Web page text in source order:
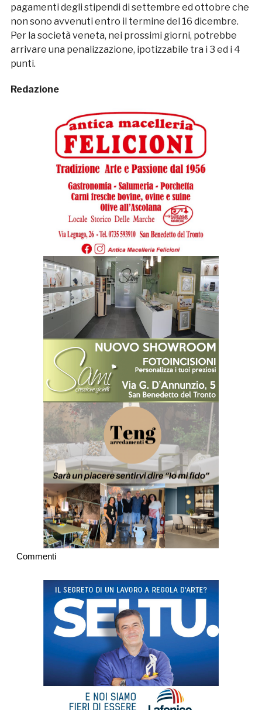
pagamenti degli stipendi di settembre ed ottobre che
non sono avvenuti entro il termine del 16 dicembre.
Per la società veneta, nei prossimi giorni, potrebbe
arrivare una penalizzazione, ipotizzabile tra i 3 ed i 4
punti.
Redazione
Commenti